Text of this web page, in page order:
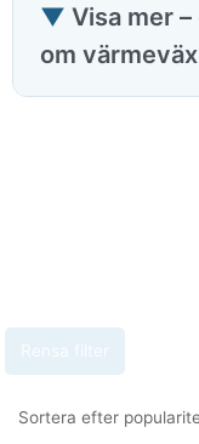
Visa mer
om
Rensa filter